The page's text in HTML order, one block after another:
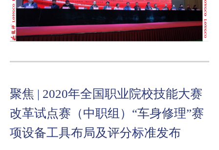
聚焦 | 2020年全国职业院校技能大赛
改革试点赛（中职组）“车身修理”赛
项设备工具布局及评分标准发布